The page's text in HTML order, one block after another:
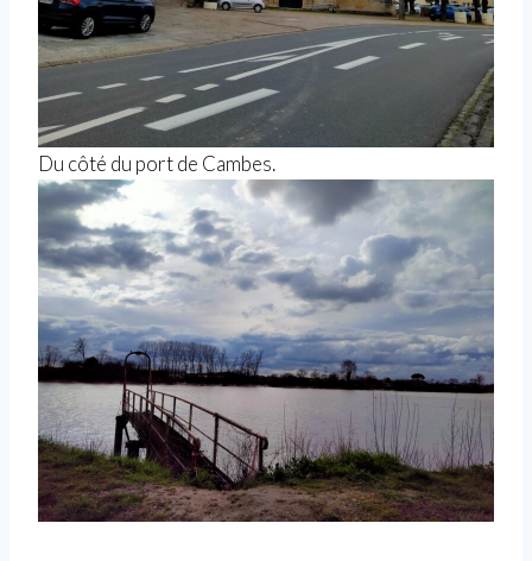
Du côté du port de Cambes.